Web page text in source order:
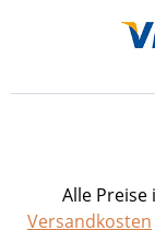
Alle Preise
Versandkosten